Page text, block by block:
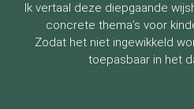
Ik vertaal deze diepgaande
concrete thema’s voor
Zodat het niet ingewikkeld
toepasbaar in het